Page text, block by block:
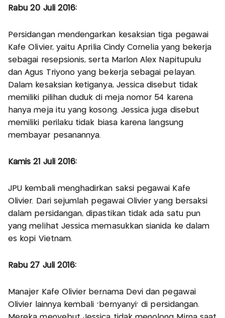
Rabu 20 Juli 2016:
‎Persidangan mendengarkan kesaksian tiga pegawai
Kafe Olivier, yaitu Aprilia Cindy Cornelia yang bekerja
sebagai resepsionis, serta Marlon Alex Napitupulu
dan Agus Triyono yang bekerja sebagai pelayan.
Dalam kesaksian ketiganya, Jessica disebut tidak
memiliki pilihan duduk di meja nomor 54 karena
hanya meja itu yang kosong. Jessica juga disebut
memiliki perilaku tidak biasa karena langsung
membayar pesanannya.
Kamis 21 Juli 2016:
JPU kembali menghadirkan saksi pegawai Kafe
Olivier. Dari sejumlah pegawai Olivier yang bersaksi
dalam persidangan, dipastikan tidak ada satu pun
yang melihat Jessica memasukkan sianida ke dalam
es kopi Vietnam.
Rabu 27 Juli 2016:
Manajer Kafe Olivier bernama Devi dan pegawai
Olivier lainnya kembali 'bernyanyi' di persidangan.